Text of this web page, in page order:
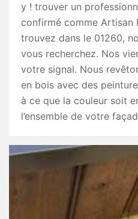
y ! trouver un
confirmé comme Artisan
trouvez dans le 01260,
vous recherchez. Nos
votre signal. Nous
en bois avec des
à ce que la couleur soit
l’ensemble de votre